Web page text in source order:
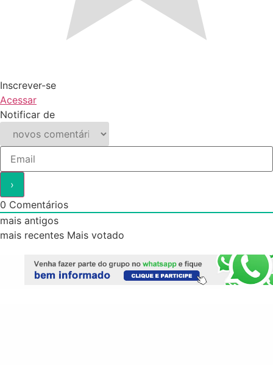
Inscrever-se
Acessar
Notificar de
0 Comentários
mais antigos
mais recentes Mais votado